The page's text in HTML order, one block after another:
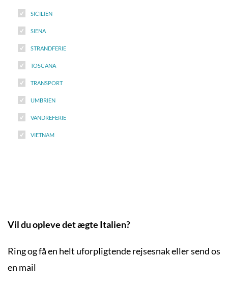
SICILIEN
SIENA
STRANDFERIE
TOSCANA
TRANSPORT
UMBRIEN
VANDREFERIE
VIETNAM
Vil du opleve det ægte Italien?
Ring og få en helt uforpligtende rejsesnak eller send os
en mail